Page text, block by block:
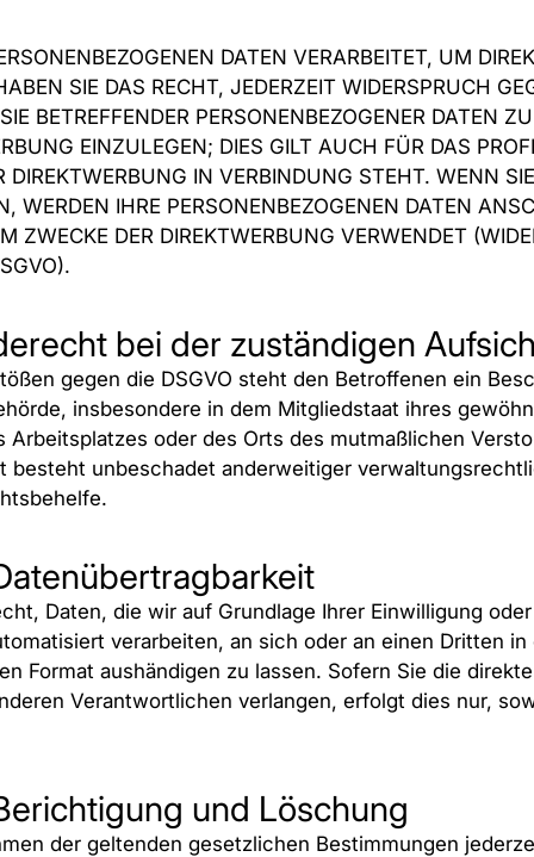
DATEN VERARBEITET, UM
SIE DAS RECHT, JEDERZEIT WIDERSPRUCH
BETREFFENDER PERSONENBEZOGENER DATEN
EINZULEGEN; DIES GILT AUCH FÜR DAS
DIREKTWERBUNG IN VERBINDUNG STEHT. WENN SIE
WERDEN IHRE PERSONENBEZOGENEN DATEN
ZWECKE DER DIREKTWERBUNG VERWENDET
bei der zuständigen
gegen die DSGVO steht den Betroffenen ein
insbesondere in dem Mitgliedstaat ihres
Arbeitsplatzes oder des Orts des mutmaßlichen
besteht unbeschadet anderweitiger
Daten, die wir auf Grundlage Ihrer Einwilligung
verarbeiten, an sich oder an einen Dritten in
Format aushändigen zu lassen. Sofern Sie die
Verantwortlichen verlangen, erfolgt dies nur,
und Löschung
der geltenden gesetzlichen Bestimmungen